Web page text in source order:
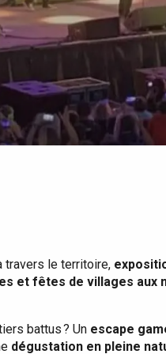
travers le territoire,
et fêtes de villages aux
battus ? Un escape
dégustation en pleine